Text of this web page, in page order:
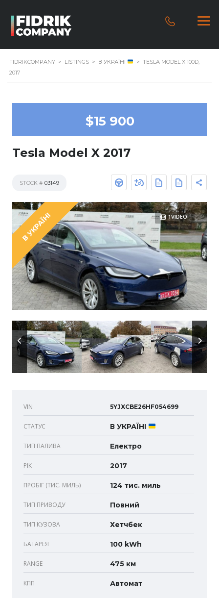
FIDRIKCOMPANY > LISTINGS > В УКРАЇНІ > TESLA MODEL X 100D,
2017
$15 900
Tesla Model X 2017
STOCK # 03149
1VIDEO
В УКРАЇНІ
VIN 5YJXCBE26HF054699
СТАТУС В УКРАЇНІ
ТИП ПАЛИВА Електро
РІК 2017
ПРОБІГ (ТИС. МИЛЬ) 124 тис. миль
ТИП ПРИВОДУ Повний
ТИП КУЗОВА Хетчбек
БАТАРЕЯ 100 kWh
RANGE 475 км
КПП Автомат